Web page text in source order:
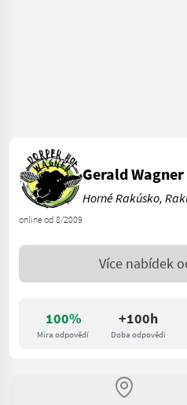
100%
Míra odpovědí
+100h
Doba odpovědi
online od 8/2009
Gerald Wagner
Horné Rakúsko,
Více nabídek